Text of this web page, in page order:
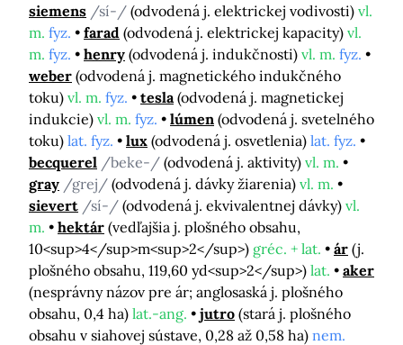
siemens /sí-/ (odvodená j. elektrickej vodivosti) vl.
m. fyz. farad (odvodená j. elektrickej kapacity) vl.
m. fyz. henry (odvodená j. indukčnosti) vl. m. fyz.
weber (odvodená j. magnetického indukčného
toku) vl. m. fyz. tesla (odvodená j. magnetickej
indukcie) vl. m. fyz. lúmen (odvodená j. svetelného
toku) lat. fyz. lux (odvodená j. osvetlenia) lat. fyz.
becquerel /beke-/ (odvodená j. aktivity) vl. m.
gray /grej/ (odvodená j. dávky žiarenia) vl. m.
sievert /sí-/ (odvodená j. ekvivalentnej dávky) vl.
m.
hektár (vedľajšia j. plošného obsahu,
10<sup>4</sup>m<sup>2</sup>) gréc. + lat. ár (j.
plošného obsahu, 119,60 yd<sup>2</sup>) lat.
aker
(nesprávny názov pre ár; anglosaská j. plošného
obsahu, 0,4 ha) lat.-ang. jutro (stará j. plošného
obsahu v siahovej sústave, 0,28 až 0,58 ha) nem.